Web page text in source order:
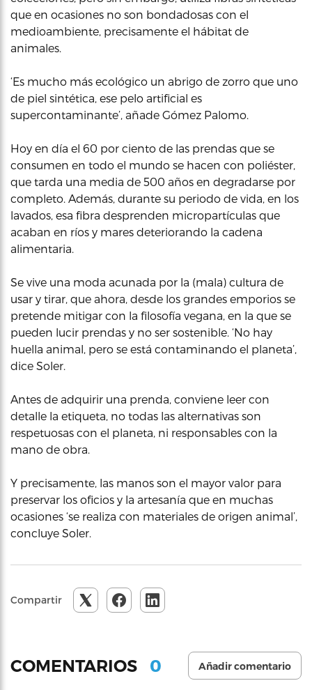
que en ocasiones no son bondadosas con el
medioambiente, precisamente el hábitat de
animales.
‘Es mucho más ecológico un abrigo de zorro que uno
de piel sintética, ese pelo artificial es
supercontaminante’, añade Gómez Palomo.
Hoy en día el 60 por ciento de las prendas que se
consumen en todo el mundo se hacen con poliéster,
que tarda una media de 500 años en degradarse por
completo. Además, durante su periodo de vida, en los
lavados, esa fibra desprenden micropartículas que
acaban en ríos y mares deteriorando la cadena
alimentaria.
Se vive una moda acunada por la (mala) cultura de
usar y tirar, que ahora, desde los grandes emporios se
pretende mitigar con la filosofía vegana, en la que se
pueden lucir prendas y no ser sostenible. ‘No hay
huella animal, pero se está contaminando el planeta’,
dice Soler.
Antes de adquirir una prenda, conviene leer con
detalle la etiqueta, no todas las alternativas son
respetuosas con el planeta, ni responsables con la
mano de obra.
Y precisamente, las manos son el mayor valor para
preservar los oficios y la artesanía que en muchas
ocasiones ‘se realiza con materiales de origen animal’,
concluye Soler.
Compartir
COMENTARIOS 0 Añadir comentario